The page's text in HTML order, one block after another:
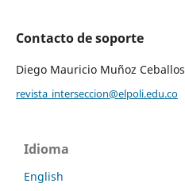
Contacto de soporte
Diego Mauricio Muñoz Ceballos
revista_interseccion@elpoli.edu.co
Idioma
English